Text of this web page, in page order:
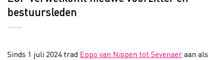
bestuursleden
Sinds 1 juli 2024 trad Eppo van Nispen tot Sevenaeraan als